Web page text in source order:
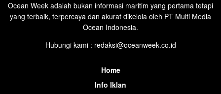
Ocean Week adalah bukan informasi maritim yang pertama tetapi
yang terbaik, terpercaya dan akurat dikelola oleh PT Multi Media
Ocean Indonesia.
Hubungi kami : redaksi@oceanweek.co.id
Home
Info Iklan